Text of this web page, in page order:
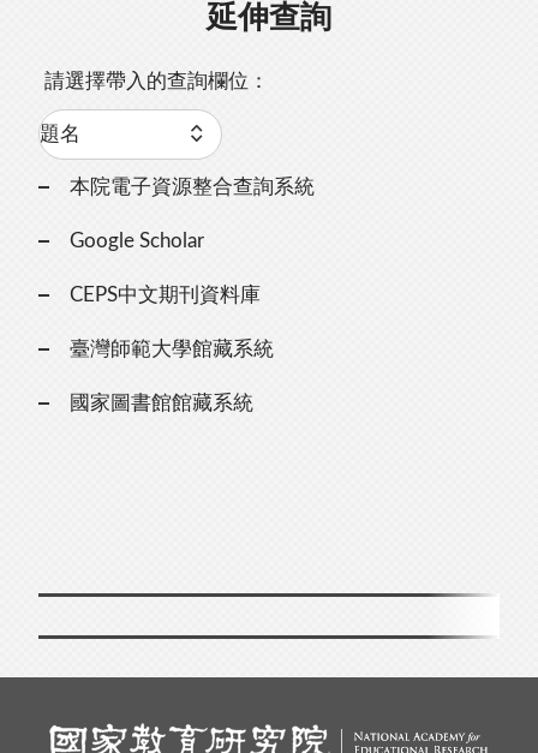
延伸查詢
請選擇帶入的查詢欄位：
本院電子資源整合查詢系統
Google Scholar
CEPS中文期刊資料庫
臺灣師範大學館藏系統
國家圖書館館藏系統